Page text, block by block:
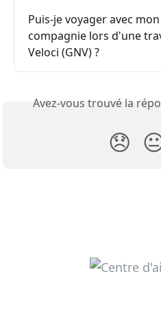
Puis-je voyager avec
compagnie lors d'une
Veloci (GNV) ?
Avez-vous trouvé la
😞